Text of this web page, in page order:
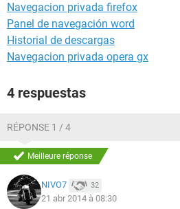
Navegacion privada firefox
Panel de navegación word
Historial de descargas
Navegacion privada opera gx
4 respuestas
RÉPONSE 1 / 4
Meilleure réponse
NIVO7 32
21 abr 2014 à 08:30